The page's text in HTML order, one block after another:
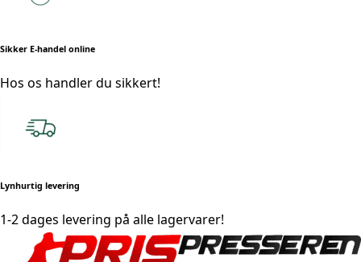
Sikker E-handel online
Hos os handler du sikkert!
Lynhurtig levering
1-2 dages levering på alle lagervarer!